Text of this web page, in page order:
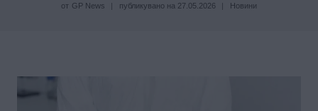
от GP News публикувано на 27.05.2026 Новини